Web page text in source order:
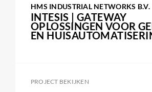
HMS INDUSTRIAL NETWORKS B.V.
INTESIS | GATEWAY
OPLOSSINGEN VOOR
EN
PROJECT BEKIJKEN